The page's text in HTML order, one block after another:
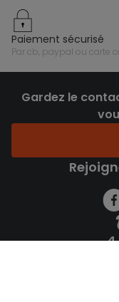
paiement sécurisé
par cb, paypal ou carte
Gardez le
Basé